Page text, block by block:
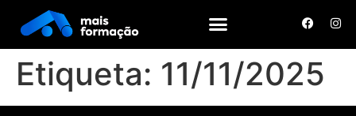
Etiqueta: 11/11/2025